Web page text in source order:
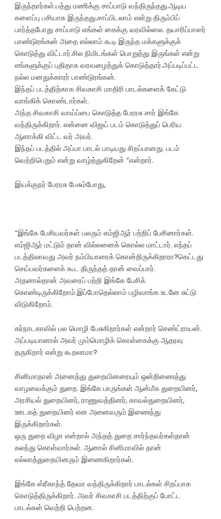
இருந்தார்கள்.பத்து மணிக்கு சாப்பாடு வந்திருந்தது.ஆடிய
களைப்பு பசியாக இருந்தது.சாப்பிடலாம் என்று திரும்பிப்
பார்த்தபோது சாப்பாடு எங்கள் கைக்கு வரவில்லை. தயாரிப்பாளர்
பாண்டுரங்கன் அதை எல்லாம் கூடி இருந்த மக்களுக்குக்
கொடுத்து விட்டார்.சில நிமிடங்கள் பொறுத்து இருங்கள் என்று
எங்களுக்குப் புதிதாக வரவழைத்துக் கொடுத்தார்.அப்படிப்பட்ட
நல்ல மனதுக்காரர் பாண்டுரங்கன்.
இந்தப் படத்திற்காக சிவகாசி மாதிரி பாடல்களைக் கேட்டு
வாங்கிக் கொண்டார்கள்.
அந்த சிவகாசி வாய்ப்பை கொடுத்த பேரரசு சார் இங்கே
வந்திருக்கிறார். என்னை விஜய் படம் கொடுத்துப் பெரிய
ஆளாக்கி விட்ட வர் அவர்.
இந்தப் படத்தில் அப்பா பாடல் பாடியது சிறப்பானது. படம்
வெற்றிபெறும் என்று வாழ்த்துகிறேன் “என்றார்.
இயக்குநர் பேரரசு பேசும்போது,
“இங்கே பேசியவர்கள் பலரும் எம்ஜிஆர் பற்றிப் பேசினார்கள்.
எம்ஜிஆர் மட்டும் தான் வில்லனைக் கொல்ல மாட்டார். எந்தப்
படத்திலாவது அவர் நம்பியாரைக் கொன்றிருக்கிறாரா?கெட்டது
செய்பவர்களைக் கூட திருந்தத் தான் வைப்பார்.
அதனால்தான் அவரைப் பற்றி இங்கே பேசிக்
கொண்டிருக்கிறோம்.இப்போதெல்லாம் பழிவாங்க உடனே சுட்டு
விடுகிறோம்.
கர்நாடகாவில் பல மொழி பேசுகிறார்கள் என்றார் செண்ட்ராயன்.
அப்படியானால் அவர் மும்மொழிக் கொள்கைக்கு ஆதரவு
தருகிறார் என்று கூறலாமா?
சினிமாதான் அனைத்து துறையினரையும் ஒன்றிணைத்து
வாழவைக்கும் துறை. இங்கே பாருங்கள் ஆன்மீக துறையினர்,
அரசியல் துறையினர், ராணுவத்தினர், காவல்துறையினர்,
ஊடகத் துறையினர் என அனைவரும் இணைந்து
இருக்கிறார்கள்.
ஒரு துறை விழா என்றால் அந்தத் துறை சார்ந்தவர்கள்தான்
கலந்து கொள்வார்கள். ஆனால் சினிமாவில் தான்
எல்லாத்துறையினரும் இணைகிறார்கள்.
இங்கே ஸ்ரீகாந்த் தேவா வந்திருக்கிறார் பாடல்கள் சிறப்பாக
கொடுத்திருக்கிறார். அவர் சிவகாசி படத்திற்குப் போட்ட
பாடல்கள் வெற்றி பெற்றன.